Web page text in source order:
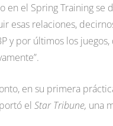
en el Spring Training
esas relaciones,
y por últimos los
en su primera
el Star Tribune, una